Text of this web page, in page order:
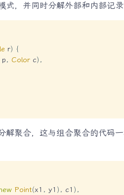
，并同时分解外部和内部记录
r) {
, Color c) ,
聚合，这与组合聚合的代码
Point(x1 , y1 ) , c1 ) ,